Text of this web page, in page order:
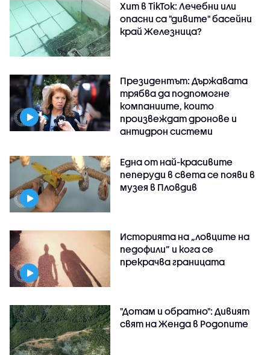
Хит в TikTok: Лечебни или
опасни са "дивите" басейни
край Железница?
Президентът: Държавата
трябва да подпомогне
компаниите, които
произвеждат дронове и
антидрон системи
Една от най-красивите
пеперуди в света се появи в
музея в Пловдив
Историята на „ловците на
педофили” и кога се
прекрачва границата
"Дотам и обратно": Дивият
свят на Женда в Родопите